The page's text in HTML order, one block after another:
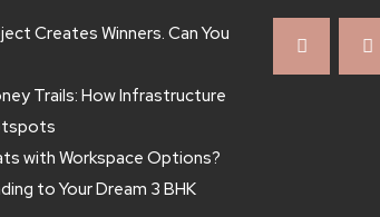
Creates Winners. Can You
Trails: How Infrastructure
with Workspace Options?
to Your Dream 3 BHK